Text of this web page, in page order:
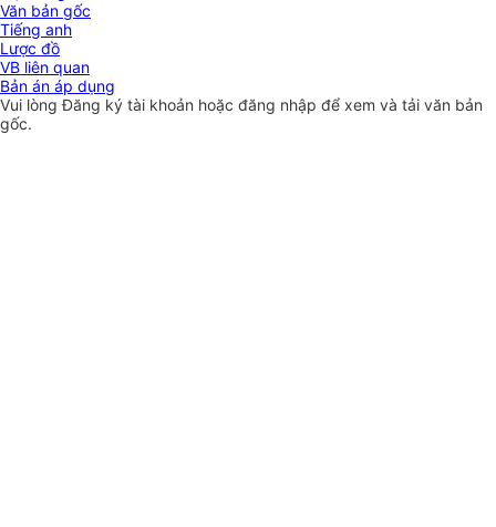
Văn bản gốc
Tiếng anh
Lược đồ
VB liên quan
Bản án áp dụng
Vui lòngĐăng ký tài khoản hoặc đăng nhập để xem và tải văn bản
gốc.